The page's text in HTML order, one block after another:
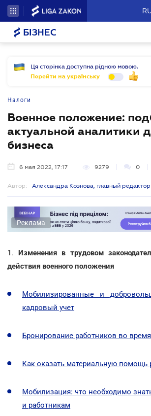
БІЗНЕС
Ця сторінка доступна рідною мовою.
Перейти на українську
Налоги
Военное положение:
актуальной аналитики
бизнеса
6 мая 2022, 17:17 9279 0
Автор: Александра Кознова, главный
Реклама
1. Изменения в трудовом
действия военного положения
Мобилизированные и
кадровый учет
Бронирование работников во
Как оказать материальную помощь
Мобилизация: что необходимо
и работникам